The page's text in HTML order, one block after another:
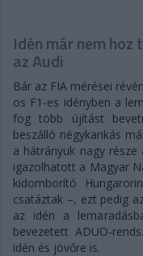
Idén már nem
az Audi
Bár az FIA mérései
os F1-es idényben a
fog több újítást
beszálló négykarikás
a hátrányuk nagy
igazolhatott a Magyar
kidomborító
csatáztak –, ezt pedig
az idén a
bevezetett ADUO-
idén és jövőre is.